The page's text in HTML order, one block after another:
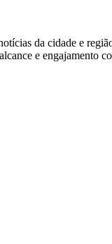
da cidade e
e engajamento